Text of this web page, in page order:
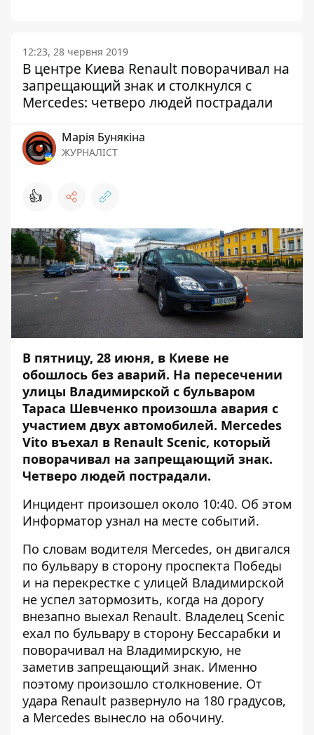
12:23, 28 червня 2019
В центре Киева Renault поворачивал на
запрещающий знак и столкнулся с
Mercedes: четверо людей пострадали
Марія Бунякіна
ЖУРНАЛІСТ
👍
В пятницу, 28 июня, в Киеве не
обошлось без аварий. На пересечении
улицы Владимирской с бульваром
Тараса Шевченко произошла авария с
участием двух автомобилей. Mercedes
Vito въехал в Renault Scenic, который
поворачивал на запрещающий знак.
Четверо людей пострадали.
Инцидент произошел около 10:40. Об этом
Информатор узнал на месте событий.
По словам водителя Mercedes, он двигался
по бульвару в сторону проспекта Победы
и на перекрестке с улицей Владимирской
не успел затормозить, когда на дорогу
внезапно выехал Renault. Владелец Scenic
ехал по бульвару в сторону Бессарабки и
поворачивал на Владимирскую, не
заметив запрещающий знак. Именно
поэтому произошло столкновение. От
удара Renault развернуло на 180 градусов,
а Mercedes вынесло на обочину.